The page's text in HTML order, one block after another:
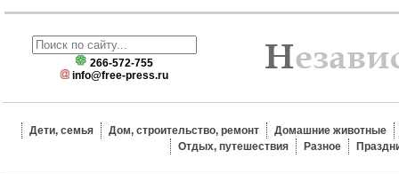
266-572-755
info@free-press.ru
Дети, семья Дом, строительство, ремонт
Домашние животные
Отдых, путешествия
Разное